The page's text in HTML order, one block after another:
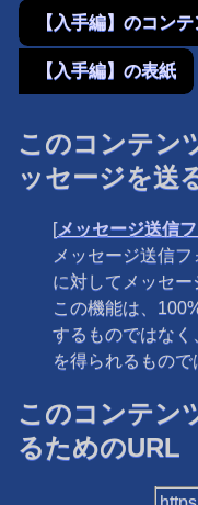
【入手編】のコン
【入手編】の表紙
このコンテン
ッセージを送
[メッセージ送信
メッセージ送信
に対してメッセー
この機能は、
するものではな
を得られるもので
このコンテン
るためのURL